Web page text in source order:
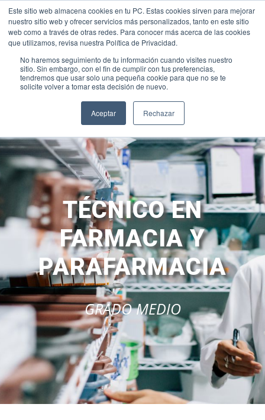
Este sitio web almacena cookies en tu PC. Estas cookies sirven para mejorar
nuestro sitio web y ofrecer servicios más personalizados, tanto en este sitio
web como a través de otras redes. Para conocer más acerca de las cookies
que utilizamos, revisa nuestra Política de Privacidad.
No haremos seguimiento de tu información cuando visites nuestro
sitio. Sin embargo, con el fin de cumplir con tus preferencias,
tendremos que usar solo una pequeña cookie para que no se te
solicite volver a tomar esta decisión de nuevo.
Aceptar Rechazar
PRUEBAS DIAGNÓSTICO|UNIFORME|INTRANET-BROCAL|
CLASSROOM|WEB ACADÉMICA|ALEXIA|LOYOLA DIGITAL |
+34 928 31 40 00
sanignacio@fundacionloyola.es
TÉCNICO EN
FARMACIA Y
PARAFARMACIA
GRADO MEDIO